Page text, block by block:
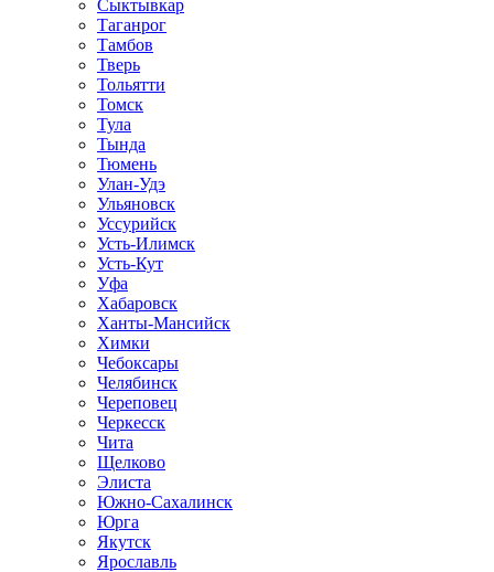
Сыктывкар
Таганрог
Тамбов
Тверь
Тольятти
Томск
Тула
Тында
Тюмень
Улан-Удэ
Ульяновск
Уссурийск
Усть-Илимск
Усть-Кут
Уфа
Хабаровск
Ханты-Мансийск
Химки
Чебоксары
Челябинск
Череповец
Черкесск
Чита
Щелково
Элиста
Южно-Сахалинск
Юрга
Якутск
Ярославль